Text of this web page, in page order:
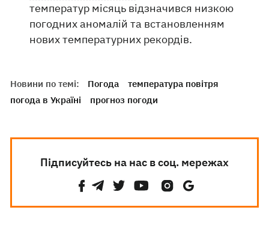
температур місяць відзначився низкою
погодних аномалій та встановленням
нових температурних рекордів.
Новини по темі: Погода
температура повітря
погода в Україні
прогноз погоди
Підписуйтесь на нас в соц. мережах